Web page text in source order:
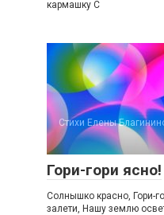
кармашку С
Стихи Елены
Гори-гори ясно!
Солнышко красно, Гори-
залети, Нашу землю